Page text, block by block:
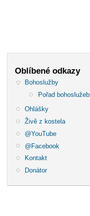
Oblíbené odkazy
Bohoslužby
Pořad bohoslužeb
Ohlášky
Živě z kostela
@YouTube
@Facebook
Kontakt
Donátor